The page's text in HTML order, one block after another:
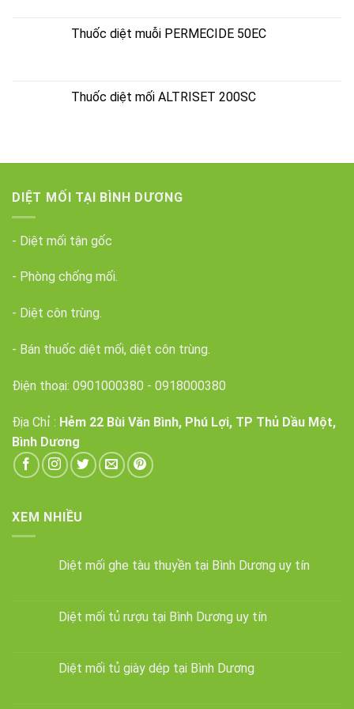
Thuốc diệt muỗi PERMECIDE 50EC
Thuốc diệt mối ALTRISET 200SC
DIỆT MỐI TẠI BÌNH DƯƠNG
- Diệt mối tận gốc
- Phòng chống mối.
- Diệt côn trùng.
- Bán thuốc diệt mối, diệt côn trùng.
Điện thoại: 0901000380 - 0918000380
Địa Chỉ : Hẻm 22 Bùi Văn Bình, Phú Lợi, TP Thủ Dầu Một,
Bình Dương
XEM NHIỀU
Diệt mối ghe tàu thuyền tại Bình Dương uy tín
Diệt mối tủ rượu tại Bình Dương uy tín
Diệt mối tủ giày dép tại Bình Dương